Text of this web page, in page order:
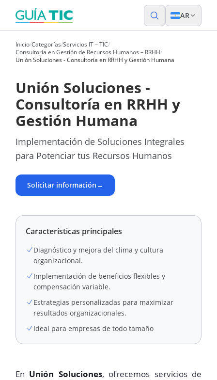
AR
Inicio/Categorías/Servicios IT – TIC/
Consultoría en Gestión de Recursos Humanos – RRHH/
Unión Soluciones - Consultoría en RRHH y Gestión Humana
Unión Soluciones -
Consultoría en RRHH y
Gestión Humana
Implementación de Soluciones Integrales
para Potenciar tus Recursos Humanos
Solicitar información→
Características principales
Diagnóstico y mejora del clima y cultura
organizacional.
Implementación de beneficios flexibles y
compensación variable.
Estrategias personalizadas para maximizar
resultados organizacionales.
Ideal para empresas de todo tamaño
En Unión Soluciones, ofrecemos servicios de